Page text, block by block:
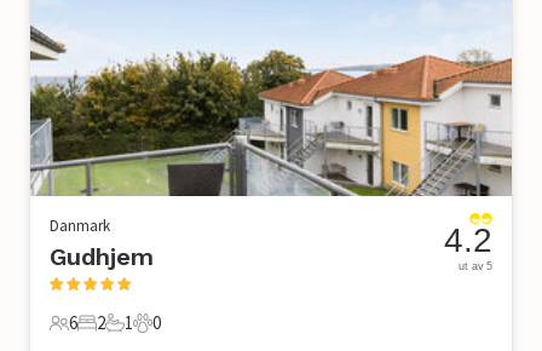
Danmark
Gudhjem
6 Gjester
6
2 Soverom
2
1 Bad
1
0 Kjæledyr
0
4.2
ut av 5